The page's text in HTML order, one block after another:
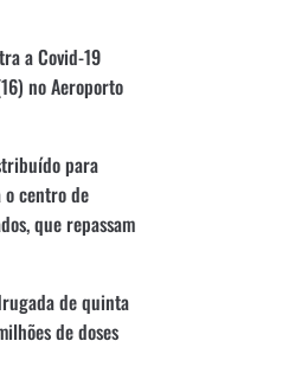
a Covid-19
no Aeroporto
para
o centro de
que repassam
de quinta
de doses